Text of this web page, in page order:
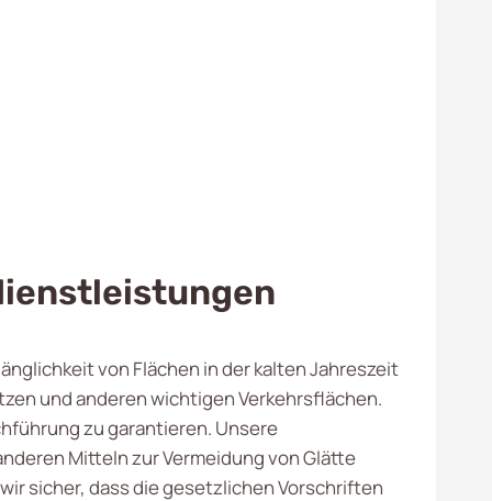
von Flächen in der kalten Jahreszeit
und anderen wichtigen Verkehrsflächen.
zu garantieren. Unsere
Mitteln zur Vermeidung von Glätte
sicher, dass die gesetzlichen Vorschriften